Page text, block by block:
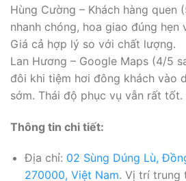
Hùng Cường – Khách hàng quen
nhanh chóng, hoa giao đúng
Giá cả hợp lý so với chất lượng.
Lan Hương – Google Maps (4/5
đôi khi tiệm hơi đông khách vào
sớm. Thái độ phục vụ vẫn rất tốt.
Thông tin chi tiết:
Địa chỉ: 02 Sùng Dúng Lù,
270000, Việt Nam. Vị trí trung